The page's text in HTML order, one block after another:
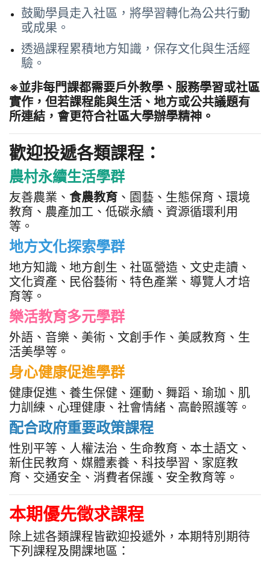
鼓勵學員走入社區，將學習轉化為公共行動
或成果。
透過課程累積地方知識，保存文化與生活經
驗。
※並非每門課都需要戶外教學、服務學習或社區
實作，但若課程能與生活、地方或公共議題有
所連結，會更符合社區大學辦學精神。
歡迎投遞各類課程：
農村永續生活學群
友善農業、 食農教育 、園藝、生態保育、環境
教育、農產加工、低碳永續、資源循環利用
等。
地方文化探索學群
地方知識、地方創生、社區營造、文史走讀、
文化資產、民俗藝術、特色產業、導覽人才培
育等。
樂活教育多元學群
外語、音樂、美術、文創手作、美感教育、生
活美學等。
身心健康促進學群
健康促進、養生保健、運動、舞蹈、瑜珈、肌
力訓練、心理健康、社會情緒、高齡照護等。
配合政府重要政策課程
性別平等、人權法治、生命教育、本土語文、
新住民教育、媒體素養、科技學習、家庭教
育、交通安全、消費者保護、安全教育等。
本期優先徵求課程
除上述各類課程皆歡迎投遞外，本期特別期待
下列課程及開課地區：